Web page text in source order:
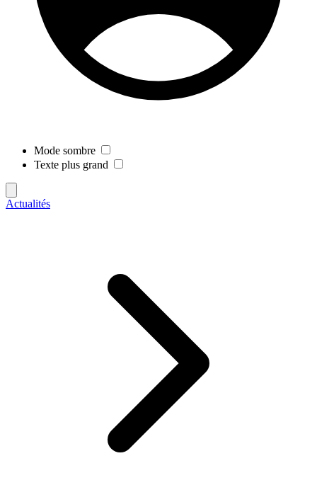
Mode sombre
Texte plus grand
Actualités